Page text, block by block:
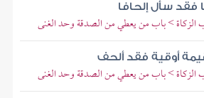
فقد سأل إلحافا
الزكاة > باب من يعطي من الصدقة وحد الغنى
أوقية فقد ألحف
الزكاة > باب من يعطي من الصدقة وحد الغنى